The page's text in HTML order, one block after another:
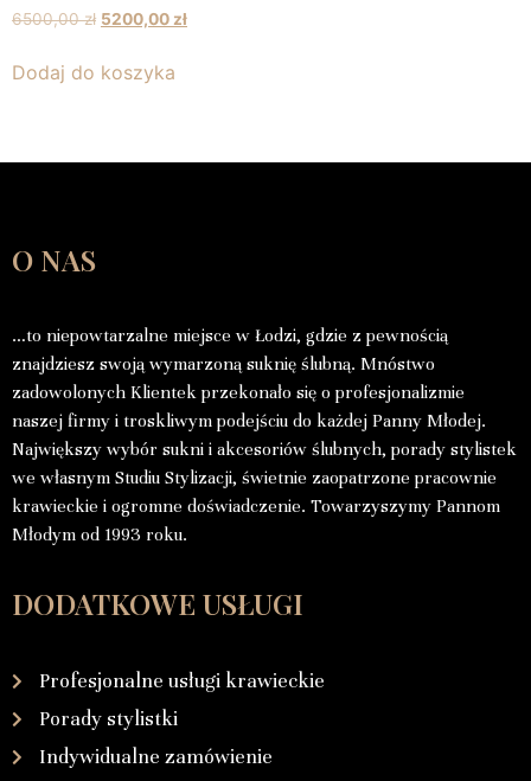
6500,00zł 5200,00zł
Dodaj do koszyka
O NAS
…to niepowtarzalne miejsce w Łodzi, gdzie z pewnością
znajdziesz swoją wymarzoną suknię ślubną. Mnóstwo
zadowolonych Klientek przekonało się o profesjonalizmie
naszej firmy i troskliwym podejściu do każdej Panny Młodej.
Największy wybór sukni i akcesoriów ślubnych, porady stylistek
we własnym Studiu Stylizacji, świetnie zaopatrzone pracownie
krawieckie i ogromne doświadczenie. Towarzyszymy Pannom
Młodym od 1993 roku.
DODATKOWE USŁUGI
Profesjonalne usługi krawieckie
Porady stylistki
Indywidualne zamówienie